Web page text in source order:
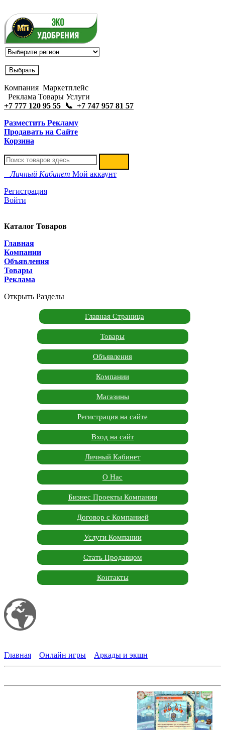
Компания Маркетплейс
Реклама Товары Услуги
+7 777 120 95 55 📞 +7 747 957 81 57
Разместить Рекламу
Продавать на Сайте
Корзина
Личный Кабинет Мой аккаунт
Регистрация
Войти
Каталог Товаров
Главная
Компании
Объявления
Товары
Реклама
Открыть Разделы
Главная Страница
Товары
Объявления
Компании
Магазины
Регистрация на сайте
Вход на сайт
Личный Кабинет
О Нас
Бизнес Проекты Компании
Договор с Компанией
Услуги Компании
Стать Продавцом
Контакты
Главная
Онлайн игры Аркады и экшн